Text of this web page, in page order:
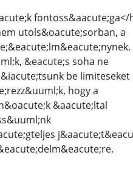
fontoss&aacute;ga</
utols&oacute;sorban, a
&eacute;s soha ne
be limiteseket
hogy a
&aacute;ltal